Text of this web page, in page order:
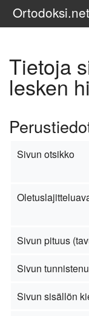
Ortodoksi.net
Tietoja
lesken
Sivun otsikko
Sivun pituus
Sivun
Sivun sisällön